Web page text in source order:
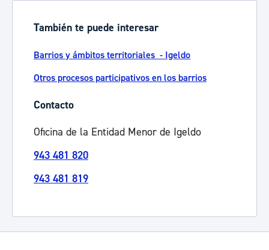
También te puede interesar
Barrios y ámbitos territoriales - Igeldo
Otros procesos participativos en los barrios
Contacto
Oficina de la Entidad Menor de Igeldo
943 481 820
943 481 819